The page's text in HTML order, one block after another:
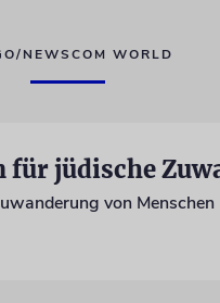
NEWSCOM WORLD
für jüdische